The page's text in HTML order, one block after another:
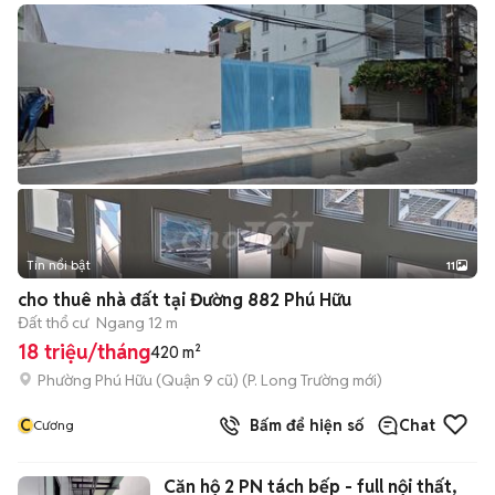
+2
Tin nổi bật 11
cho thuê nhà đất tại Đường 882 Phú Hữu
Đất thổ cư Ngang 12 m
18 triệu/tháng420 m²
Phường Phú Hữu (Quận 9 cũ) (P. Long Trường mới)
CCương Bấm để hiện số Chat
Căn hộ 2 PN tách bếp - full nội thất,